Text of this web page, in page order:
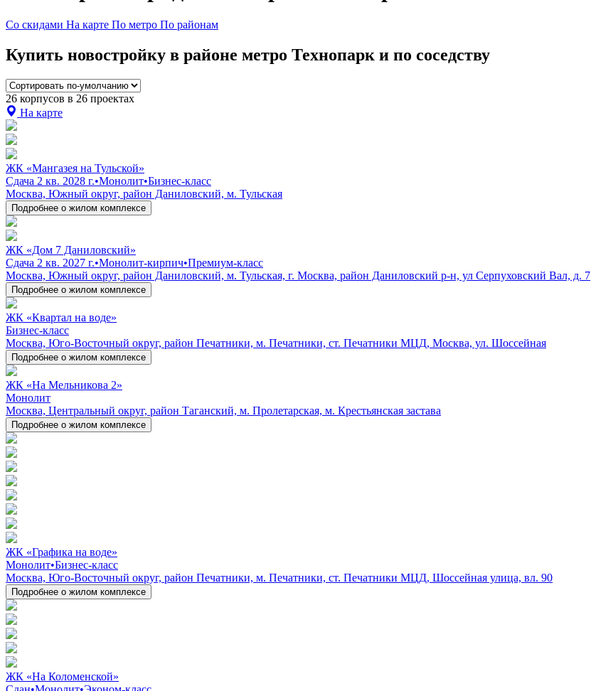
Со скидами На карте По метро По районам
Купить новостройку в районе метро Технопарк и по соседству
26 корпусов в 26 проектах
На карте
ЖК «Мангазея на Тульской»
Сдача 2 кв. 2028 г.•Монолит•Бизнес-класс
Москва, Южный округ, район Даниловский, м. Тульская
Подробнее о жилом комплексе
ЖК «Дом 7 Даниловский»
Сдача 2 кв. 2027 г.•Монолит-кирпич•Премиум-класс
Москва, Южный округ, район Даниловский, м. Тульская, г. Москва, район Даниловский р-н, ул Серпуховский Вал, д. 7
Подробнее о жилом комплексе
ЖК «Квартал на воде»
Бизнес-класс
Москва, Юго-Восточный округ, район Печатники, м. Печатники, ст. Печатники МЦД, Москва, ул. Шоссейная
Подробнее о жилом комплексе
ЖК «На Мельникова 2»
Монолит
Москва, Центральный округ, район Таганский, м. Пролетарская, м. Крестьянская застава
Подробнее о жилом комплексе
ЖК «Графика на воде»
Монолит•Бизнес-класс
Москва, Юго-Восточный округ, район Печатники, м. Печатники, ст. Печатники МЦД, Шоссейная улица, вл. 90
Подробнее о жилом комплексе
ЖК «На Коломенской»